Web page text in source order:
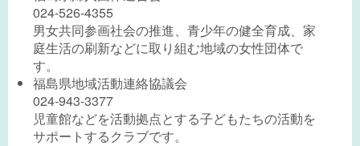
024-526-4355
男女共同参画社会の推進、青少年の健全育成、家
庭生活の刷新などに取り組む地域の女性団体で
す。
福島県地域活動連絡協議会
024-943-3377
児童館などを活動拠点とする子どもたちの活動を
サポートするクラブです。